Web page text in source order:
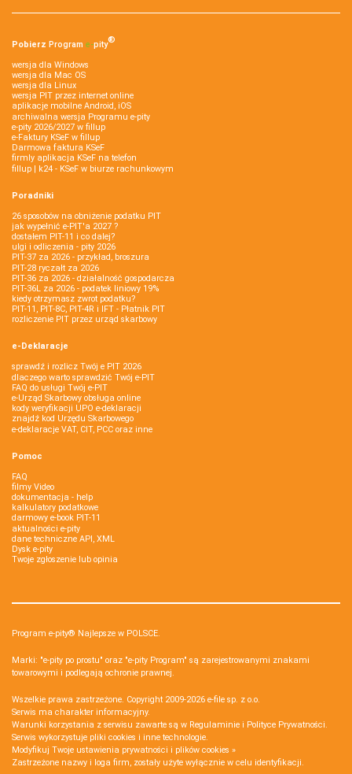
Pobierz Program e‑pity®
wersja dla Windows
wersja dla Mac OS
wersja dla Linux
wersja PIT przez internet online
aplikacje mobilne Android, iOS
archiwalna wersja Programu e-pity
e-pity 2026/2027 w fillup
e‑Faktury KSeF w fillup
Darmowa faktura KSeF
firmly aplikacja KSeF na telefon
fillup | k24 - KSeF w biurze rachunkowym
Poradniki
26 sposobów na obniżenie podatku PIT
jak wypełnić e-PIT'a 2027 ?
dostałem PIT-11 i co dalej?
ulgi i odliczenia - pity 2026
PIT-37 za 2026 - przykład, broszura
PIT-28 ryczałt za 2026
PIT-36 za 2026 - działalność gospodarcza
PIT-36L za 2026 - podatek liniowy 19%
kiedy otrzymasz zwrot podatku?
PIT-11, PIT-8C, PIT-4R i IFT - Płatnik PIT
rozliczenie PIT przez urząd skarbowy
e-Deklaracje
sprawdź i rozlicz Twój e PIT 2026
dlaczego warto sprawdzić Twój e-PIT
FAQ do usługi Twój e-PIT
e-Urząd Skarbowy obsługa online
kody weryfikacji UPO e-deklaracji
znajdź kod Urzędu Skarbowego
e-deklaracje VAT, CIT, PCC oraz inne
Pomoc
FAQ
filmy Video
dokumentacja - help
kalkulatory podatkowe
darmowy e-book PIT-11
aktualności e-pity
dane techniczne API, XML
Dysk e-pity
Twoje zgłoszenie lub opinia
Program e-pity® Najlepsze w POLSCE.
Marki: "e-pity po prostu" oraz "e-pity Program" są zarejestrowanymi znakami
towarowymi i podlegają ochronie prawnej.
Wszelkie prawa zastrzeżone. Copyright 2009-2026 e-file sp. z o.o.
Serwis ma charakter informacyjny.
Warunki korzystania z serwisu zawarte są w Regulaminie i Polityce Prywatności.
Serwis wykorzystuje pliki cookies i inne technologie.
Modyfikuj Twoje ustawienia prywatności i plików cookies »
Zastrzeżone nazwy i loga firm, zostały użyte wyłącznie w celu identyfikacji.